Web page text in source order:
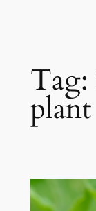
Tag:
plant